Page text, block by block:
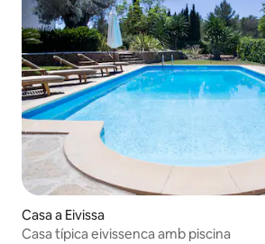
Casa a Eivissa
Casa típica eivissenca amb piscina